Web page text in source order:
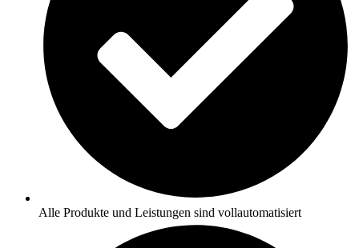
Alle Produkte und Leistungen sind vollautomatisiert